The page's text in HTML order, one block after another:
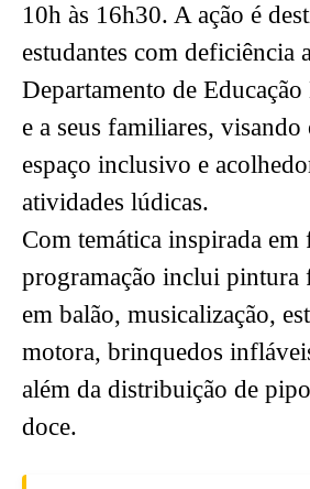
10h às 16h30. A ação é
estudantes com deficiência
Departamento de
e a seus familiares,
espaço inclusivo e
atividades lúdicas.
Com temática inspirada em
programação inclui pintura
em balão, musicalização,
motora, brinquedos
além da distribuição de
doce.